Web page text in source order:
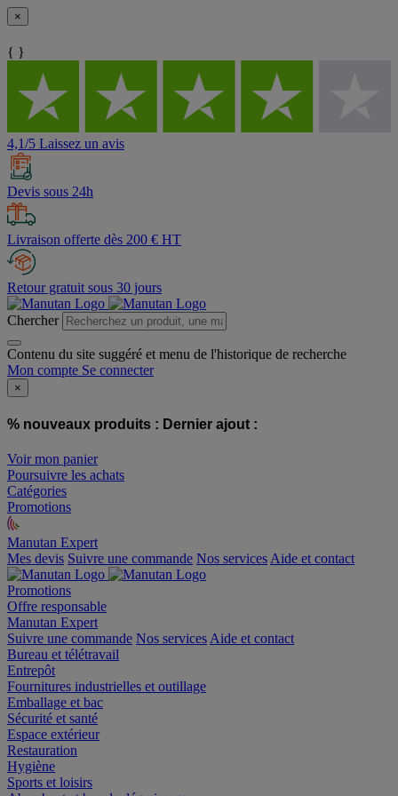
×
{ }
4,1/5 Laissez un avis
Devis sous 24h
Livraison offerte dès 200 € HT
Retour gratuit sous 30 jours
Chercher
Contenu du site suggéré et menu de l'historique de recherche
Mon compte Se connecter
×
% nouveaux produits : Dernier ajout :
Voir mon panier
Poursuivre les achats
Catégories
Promotions
Manutan Expert
offre reconditionnée
Mes devis Suivre une commande Nos services
Promotions
Offre responsable
Manutan Expert
Suivre une commande
Bureau et télétravail
Entrepôt
Fournitures industrielles et outillage
Emballage et bac
Sécurité et santé
Espace extérieur
Restauration
Hygiène